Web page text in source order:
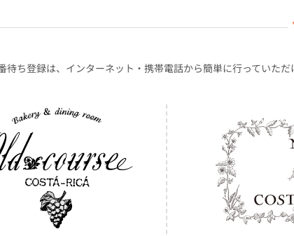
待ち登録は、インターネット・携帯電話から簡単に行っていただ